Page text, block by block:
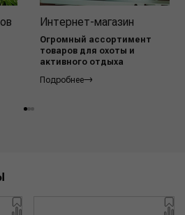
Интернет-магазин
Огромный ассортимент
товаров для охоты и
активного отдыха
Подробнее